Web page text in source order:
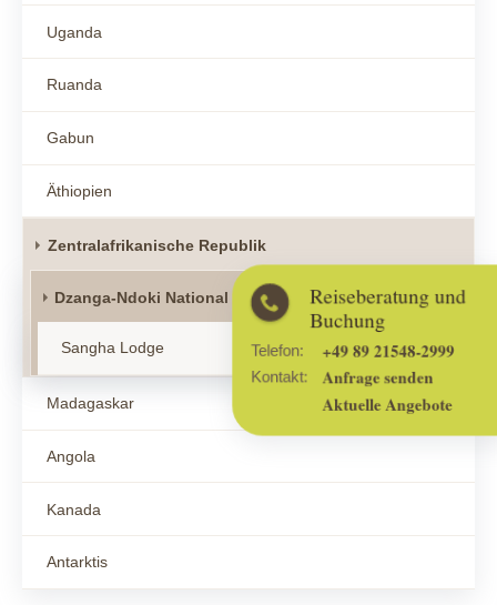
Reiseberatung und
Buchung
Telefon: +49 89 21548-2999
Kontakt:
Anfrage senden
Aktuelle Angebote
Uganda
Ruanda
Gabun
Äthiopien
Zentralafrikanische Republik
Dzanga-Ndoki National Park
Sangha Lodge
Madagaskar
Angola
Kanada
Antarktis